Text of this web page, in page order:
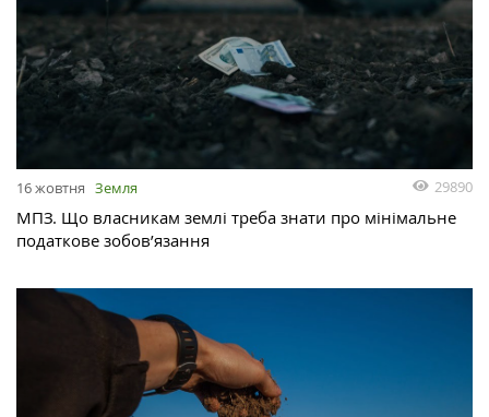
16 жовтня Земля 29890
МПЗ. Що власникам землі треба знати про мінімальне
податкове зобов’язання